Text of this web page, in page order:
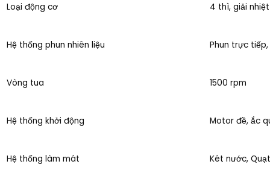
Loại động cơ 4 thì, giải
Hệ thống phun nhiên liệu Phun trực
Vòng tua 1500 rpm
Hệ thống khởi động Motor đề, ắc
Hệ thống làm mát Két nước,